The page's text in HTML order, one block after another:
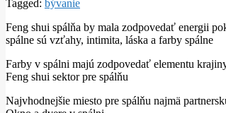
Tagged: bývanie
Feng shui spálňa by mala zodpovedať energii
spálne sú vzťahy, intimita, láska a farby spálne
Farby v spálni majú zodpovedať elementu
Feng shui sektor pre spálňu
Najvhodnejšie miesto pre spálňu najmä